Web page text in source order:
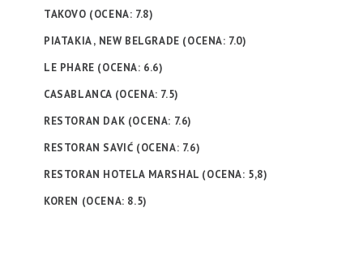
TAKOVO (OCENA: 7.8)
PIATAKIA , NEW BELGRADE (OCENA: 7.0)
LE PHARE (OCENA: 6.6)
CASABLANCA (OCENA: 7.5)
RESTORAN DAK (OCENA: 7.6)
RESTORAN SAVIĆ (OCENA: 7.6)
RESTORAN HOTELA MARSHAL (OCENA: 5,8)
KOREN (OCENA: 8.5)